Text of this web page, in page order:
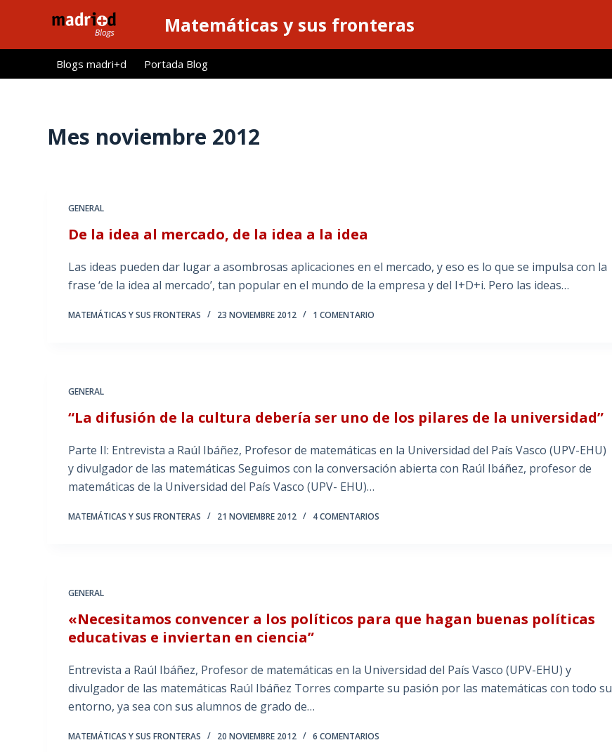
l
Matemáticas y sus fronteras
Blogs madri+d Portada Blog
Mes noviembre 2012
GENERAL
De la idea al mercado, de la idea a la idea
Las ideas pueden dar lugar a asombrosas aplicaciones en el mercado, y eso es lo que se impulsa con la
frase ‘de la idea al mercado’, tan popular en el mundo de la empresa y del I+D+i. Pero las ideas…
MATEMÁTICAS Y SUS FRONTERAS 23 NOVIEMBRE 2012 1 COMENTARIO
GENERAL
“La difusión de la cultura debería ser uno de los pilares de la universidad”
Parte II: Entrevista a Raúl Ibáñez, Profesor de matemáticas en la Universidad del País Vasco (UPV-EHU)
y divulgador de las matemáticas Seguimos con la conversación abierta con Raúl Ibáñez, profesor de
matemáticas de la Universidad del País Vasco (UPV- EHU)…
MATEMÁTICAS Y SUS FRONTERAS 21 NOVIEMBRE 2012 4 COMENTARIOS
GENERAL
«Necesitamos convencer a los políticos para que hagan buenas políticas
educativas e inviertan en ciencia”
Entrevista a Raúl Ibáñez, Profesor de matemáticas en la Universidad del País Vasco (UPV-EHU) y
divulgador de las matemáticas Raúl Ibáñez Torres comparte su pasión por las matemáticas con todo su
entorno, ya sea con sus alumnos de grado de…
MATEMÁTICAS Y SUS FRONTERAS 20 NOVIEMBRE 2012 6 COMENTARIOS